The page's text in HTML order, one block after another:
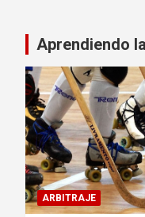
entradas
Aprendiendo
ARBITRAJE